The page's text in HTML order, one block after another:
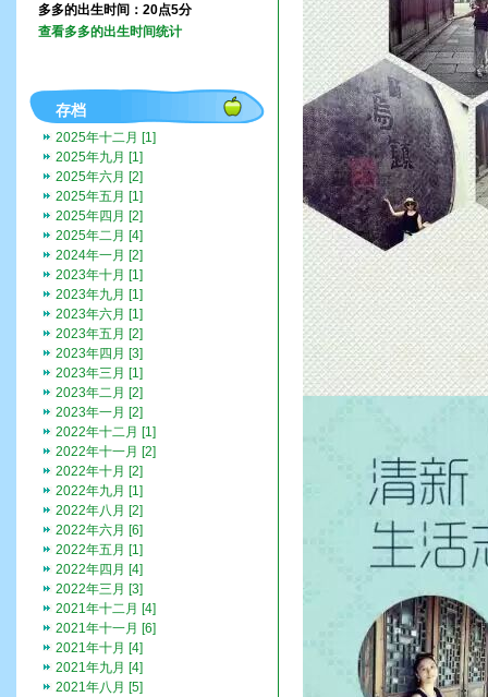
多多的出生时间：20点5分
查看多多的出生时间统计
存档
2025年十二月 [1]
2025年九月 [1]
2025年六月 [2]
2025年五月 [1]
2025年四月 [2]
2025年二月 [4]
2024年一月 [2]
2023年十月 [1]
2023年九月 [1]
2023年六月 [1]
2023年五月 [2]
2023年四月 [3]
2023年三月 [1]
2023年二月 [2]
2023年一月 [2]
2022年十二月 [1]
2022年十一月 [2]
2022年十月 [2]
2022年九月 [1]
2022年八月 [2]
2022年六月 [6]
2022年五月 [1]
2022年四月 [4]
2022年三月 [3]
2021年十二月 [4]
2021年十一月 [6]
2021年十月 [4]
2021年九月 [4]
2021年八月 [5]